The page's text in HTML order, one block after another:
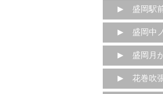
盛岡駅
盛岡中
盛岡月
花巻吹